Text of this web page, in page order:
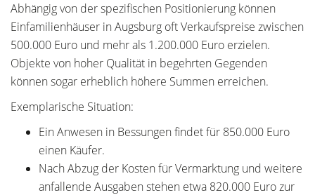
Abhängig von der spezifischen Positionierung können
Einfamilienhäuser in Augsburg oft Verkaufspreise zwischen
500.000 Euro und mehr als 1.200.000 Euro erzielen.
Objekte von hoher Qualität in begehrten Gegenden
können sogar erheblich höhere Summen erreichen.
Exemplarische Situation:
Ein Anwesen in Bessungen findet für 850.000 Euro
einen Käufer.
Nach Abzug der Kosten für Vermarktung und weitere
anfallende Ausgaben stehen etwa 820.000 Euro zur